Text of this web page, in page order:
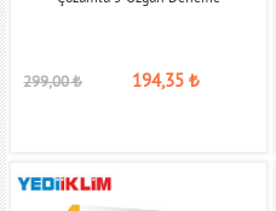
299,00₺ 194,35 ₺